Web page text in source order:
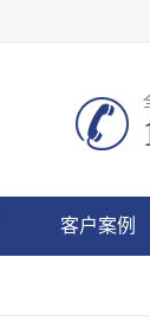
客户案例